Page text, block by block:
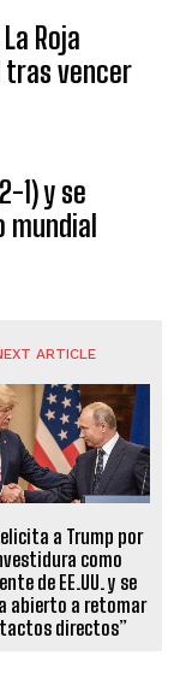
Roja
tras vencer
1) y se
ARTICLE
a Trump por
como
de EE.UU. y se
abierto a retomar
directos”